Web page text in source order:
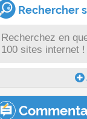
Rechercher
Recherchez en
100 sites internet !